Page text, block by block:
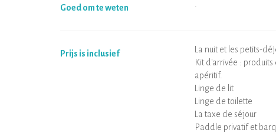
Goed om te weten
Prijs is inclusief
La nuit et les petits-
Kit d'arrivée :
apéritif.
Linge de lit
Linge de toilette
La taxe de séjour
Paddle privatif et